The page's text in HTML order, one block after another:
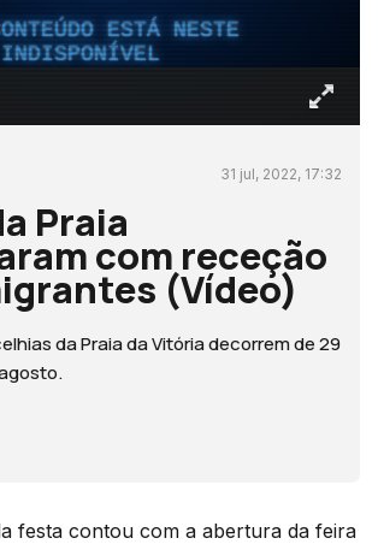
ESTÁ NESTE
INDISPONÍVEL
31 jul, 2022, 17:32
Praia
com receção
(Vídeo)
da Praia da Vitória decorrem de 29
festa contou com a abertura da feira